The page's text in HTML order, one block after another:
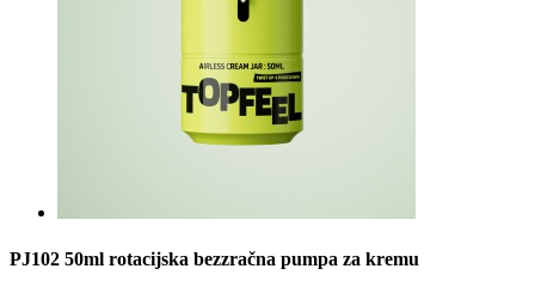
PJ102 50ml rotacijska bezzračna pumpa za kremu